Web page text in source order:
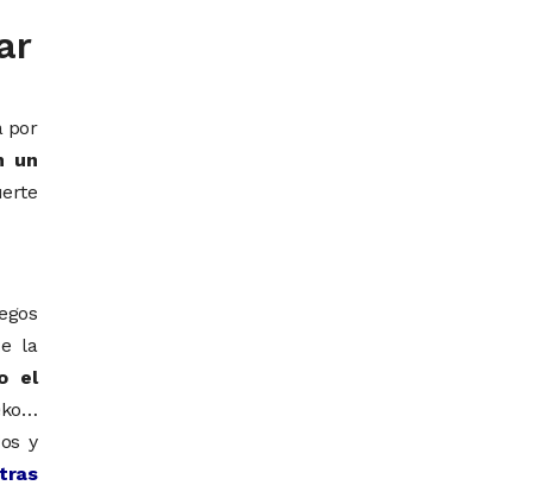
por
un
la
el
y